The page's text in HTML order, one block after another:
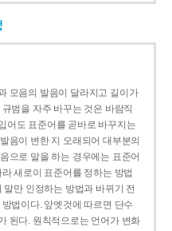
모음의 발음이 달라지고 길이가
범을 자주 바꾸는 것은 바람직
어도 표준어를 곧바로 바꾸지는
음이 변한 지 오래되어 대부분의
으로 말을 하는 경우에는 표준어
새로이 표준어를 정하는 방법
만 인정하는 방법과 바뀌기 전
법이다. 앞엣것에 따르면 단수
된다. 원칙적으로는 언어가 변화